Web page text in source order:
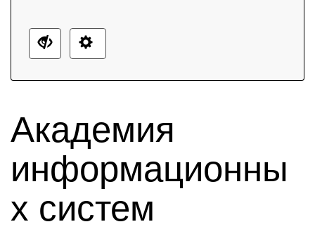
Академия
информационны
х систем